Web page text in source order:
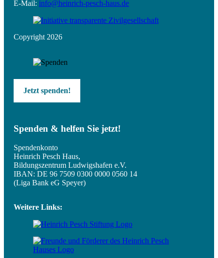
E-Mail: info@heinrich-pesch-haus.de
Copyright 2026
Jetzt spenden!
Spenden & helfen Sie jetzt!
Spendenkonto
Heinrich Pesch Haus,
Bildungszentrum Ludwigshafen e.V.
IBAN: DE 96 7509 0300 0000 0560 14
(Liga Bank eG Speyer)
Weitere Links: